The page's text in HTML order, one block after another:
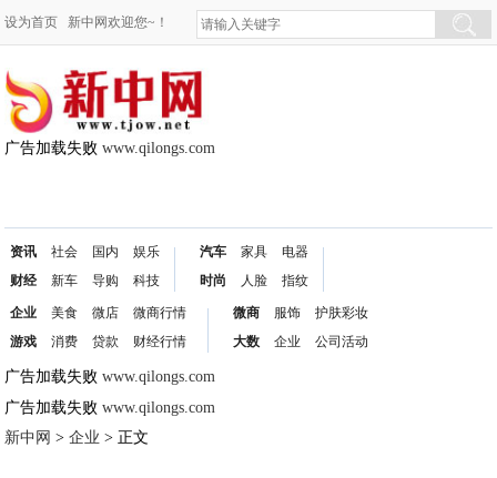
设为首页 新中网欢迎您~！
广告加载失败www.qilongs.com
资讯
财经
社会
新车
国内
导购
娱乐
科技
汽车
时尚
家具
人脸
电器
指纹
企业
游戏
美食
消费
微店
贷款
微商行情
财经行情
微商
大数
服饰
企业
护肤彩妆
公司活动
广告加载失败www.qilongs.com
广告加载失败www.qilongs.com
新中网 >企业 > 正文